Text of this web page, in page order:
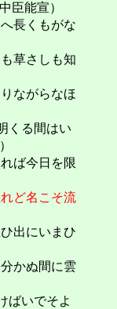
臣能宣）
長くもがな
草さしも知
ながらなほ
くる間はい
ば今日を限
ど名こそ流
出にいまひ
かぬ間に雲
いでそよ